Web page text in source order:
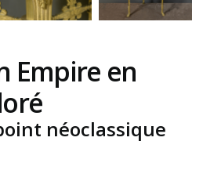
Empire en
néoclassique